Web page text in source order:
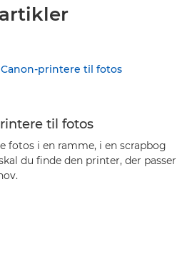
til fotos
fotos i en ramme, i en scrapbog
du finde den printer, der passer